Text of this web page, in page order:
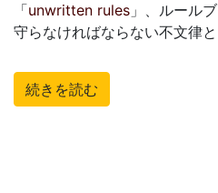
「unwritten rules 」、ルール
守らなければならない不文律
続きを読む